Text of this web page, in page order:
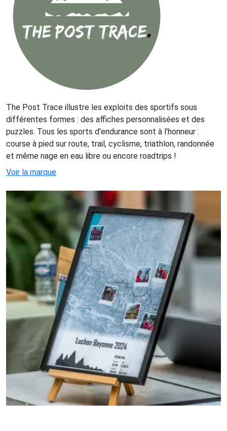
The Post Trace illustre les exploits des sportifs sous
différentes formes : des affiches personnalisées et des
puzzles. Tous les sports d'endurance sont à l'honneur :
course à pied sur route, trail, cyclisme, triathlon, randonnée
et même nage en eau libre ou encore roadtrips !
Voir la marque